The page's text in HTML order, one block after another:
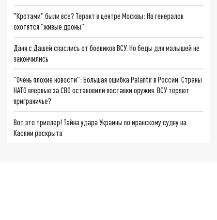
"Кротами" были все? Теракт в центре Москвы: На генералов
охотятся "живые дроны"
Даня с Дашей спаслись от боевиков ВСУ. Но беды для малышей не
закончились
"Очень плохие новости": Большая ошибка Palantir в России. Страны
НАТО впервые за СВО остановили поставки оружия. ВСУ теряют
приграничье?
Вот это триллер! Тайна удара Украины по иранскому судну на
Каспии раскрыта